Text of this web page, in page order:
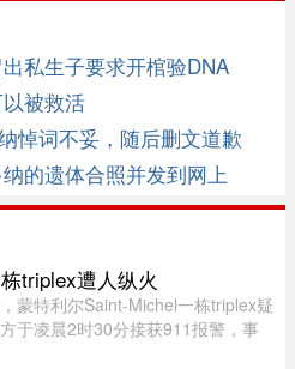
私生子要求开棺验DNA
被救活
悼词不妥，随后删文道歉
的遗体合照并发到网上
triplex遭人纵火
蒙特利尔Saint-Michel一栋triplex疑
于凌晨2时30分接获911报警，事